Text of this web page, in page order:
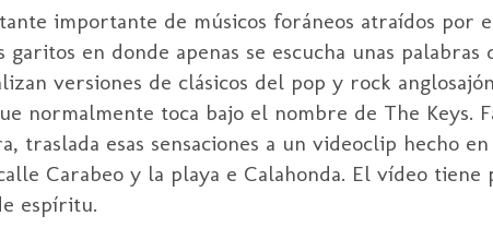
importante de músicos foráneos atraídos por
en donde apenas se escucha unas palabras
versiones de clásicos del pop y rock
normalmente toca bajo el nombre de The Keys.
esas sensaciones a un videoclip hecho
Carabeo y la playa e Calahonda. El vídeo tiene
espíritu.